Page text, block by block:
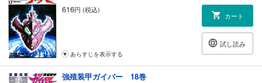
616円 (税込)
カート
試し読み
あらすじを表示する
強殖装甲ガイバー 18巻